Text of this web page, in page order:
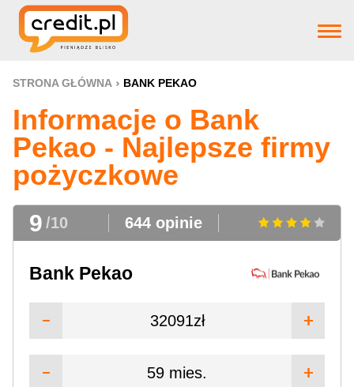
Strona główna
Pożyczki
Produkty bankowe
Firm pożyczkowye
Pomoc
STRONA GŁÓWNA BANK PEKAO
Informacje o Bank
Pekao - Najlepsze firmy
pożyczkowe
9 /10 644 opinie
Bank Pekao
32091zł
59 mies.